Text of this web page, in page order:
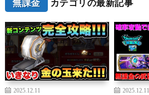
無課金 カテゴリの最新記事
2025.12.11 2025.12.11